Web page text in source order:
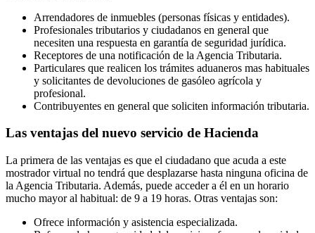
Arrendadores de inmuebles (personas físicas y entidades).
Profesionales tributarios y ciudadanos en general que
necesiten una respuesta en garantía de seguridad jurídica.
Receptores de una notificación de la Agencia Tributaria.
Particulares que realicen los trámites aduaneros mas habituales
y solicitantes de devoluciones de gasóleo agrícola y
profesional.
Contribuyentes en general que soliciten información tributaria.
Las ventajas del nuevo servicio de Hacienda
La primera de las ventajas es que el ciudadano que acuda a este
mostrador virtual no tendrá que desplazarse hasta ninguna oficina de
la Agencia Tributaria. Además, puede acceder a él en un horario
mucho mayor al habitual: de 9 a 19 horas. Otras ventajas son:
Ofrece información y asistencia especializada.